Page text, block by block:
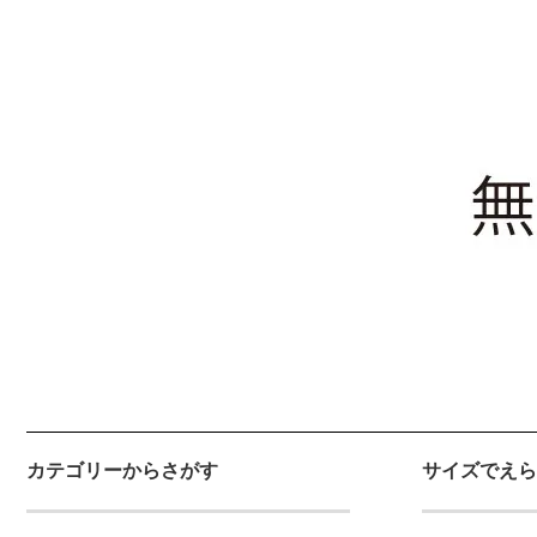
カテゴリーからさがす サイズでえ